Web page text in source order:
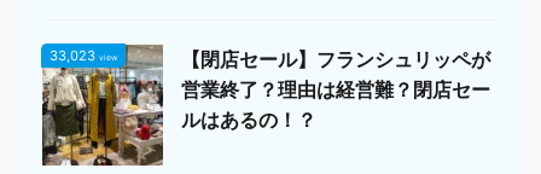
33,023 view
【閉店セール】フランシュリッペが
営業終了？理由は経営難？閉店セー
ルはあるの！？